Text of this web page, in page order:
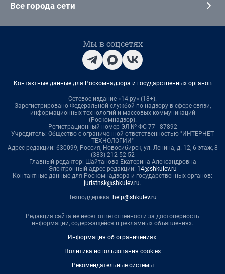
Все города сети
Мы в соцсетях
Контактные данные для Роскомнадзора и государственных органов
Сетевое издание «14.ру» (18+).
Зарегистрировано Федеральной службой по надзору в сфере связи,
информационных технологий и массовых коммуникаций
(Роскомнадзор).
Регистрационный номер ЭЛ № ФС 77 - 87892
Учредитель: Общество с ограниченной ответственностью "ИНТЕРНЕТ
ТЕХНОЛОГИИ"
Адрес редакции: 630099, Россия, Новосибирск, ул. Ленина, д. 12, 6 этаж, 8
(383) 212-52-52
Главный редактор: Шайтанова Екатерина Александровна
Электронный адрес редакции: 14@shkulev.ru
Контактные данные для Роскомнадзора и государственных органов:
juristnsk@shkulev.ru.
Техподдержка: help@shkulev.ru
Редакция сайта не несет ответственности за достоверность
информации, содержащейся в рекламных объявлениях.
Информация об ограничениях.
Политика использования cookies
Рекомендательные системы